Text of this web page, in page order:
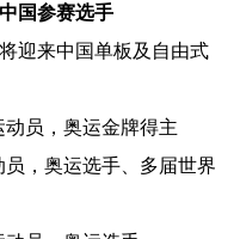
国参赛选手
来中国单板及自由式
员，奥运金牌得主
，奥运选手、多届世界